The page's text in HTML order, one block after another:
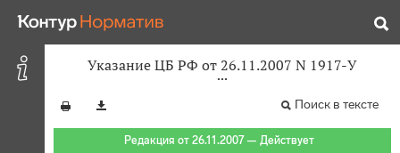
Указание ЦБ РФ от 26.11.2007 N 1917-У
Поиск в тексте
Редакция от 26.11.2007 — Действует